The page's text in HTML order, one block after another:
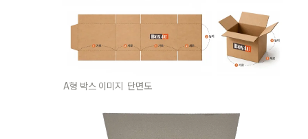
A형 박스 이미지  단면도